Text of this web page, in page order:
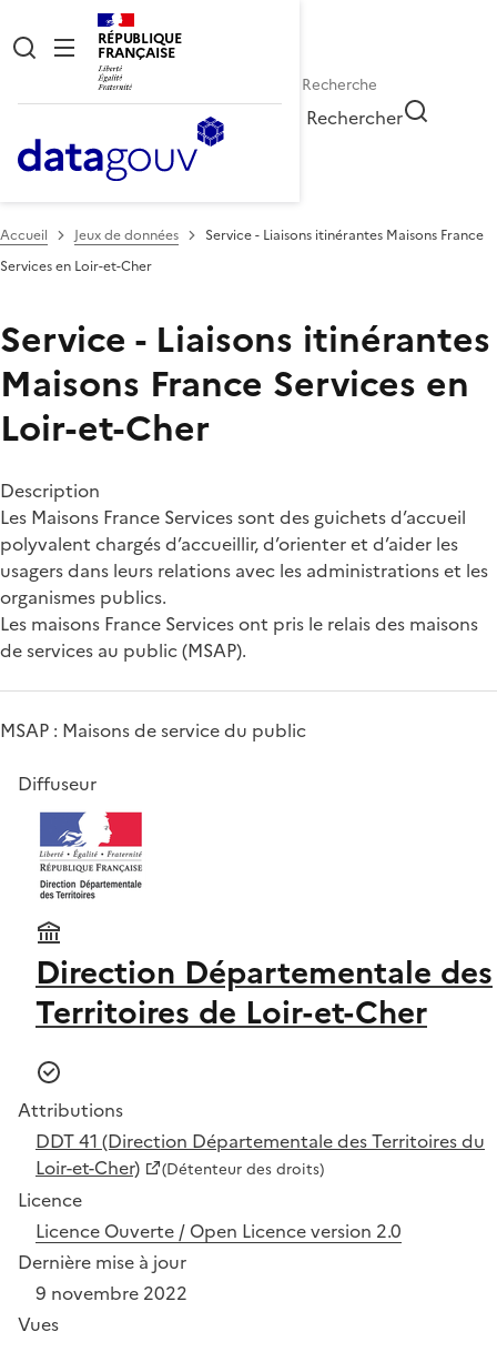
RÉPUBLIQUE
FRANÇAISE
Rechercher
Accueil Jeux de données
Service - Liaisons itinérantes Maisons France
Services en Loir-et-Cher
Service - Liaisons itinérantes
Maisons France Services en
Loir-et-Cher
Description
Les Maisons France Services sont des guichets d’accueil
polyvalent chargés d’accueillir, d’orienter et d’aider les
usagers dans leurs relations avec les administrations et les
organismes publics.
Les maisons France Services ont pris le relais des maisons
de services au public (MSAP).
MSAP : Maisons de service du public
Diffuseur
Direction Départementale des
Territoires de Loir-et-Cher
Attributions
DDT 41 (Direction Départementale des Territoires du
Loir-et-Cher)
(Détenteur des droits)
Licence
Licence Ouverte / Open Licence version 2.0
Dernière mise à jour
9 novembre 2022
Vues